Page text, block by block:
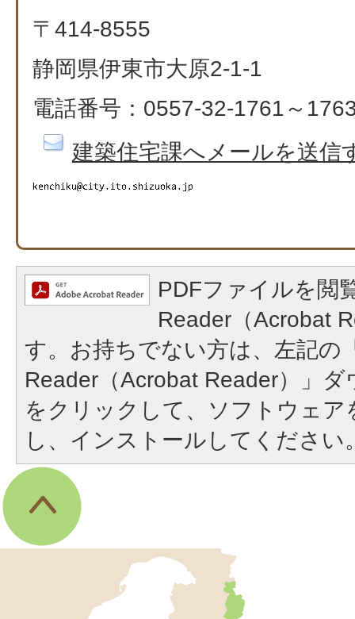
〒414-8555
静岡県伊東市大原2-1-1
電話番号：0557-32-1761～
建築住宅課へメールを送信
PDFファイルを閲
Reader（Acrobat
す。お持ちでない方は、左記の
Reader（Acrobat Reader）」
をクリックして、ソフトウェア
し、インストールしてください